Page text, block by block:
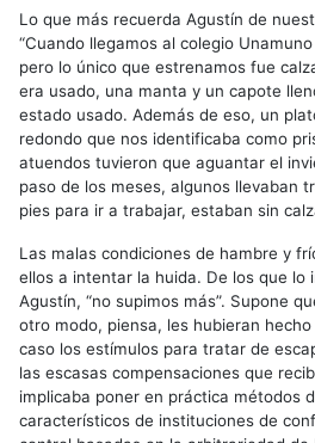
Lo que más recuerda Agustín de
“Cuando llegamos al colegio
pero lo único que estrenamos fue
era usado, una manta y un capote
estado usado. Además de eso, un
redondo que nos identificaba como
atuendos tuvieron que aguantar el
paso de los meses, algunos llevaban
pies para ir a trabajar, estaban sin
Las malas condiciones de hambre y
ellos a intentar la huida. De los que lo
Agustín, “no supimos más”. Supone
otro modo, piensa, les hubieran
caso los estímulos para tratar de
las escasas compensaciones que
implicaba poner en práctica métodos
característicos de instituciones de